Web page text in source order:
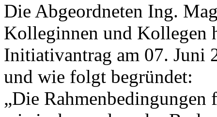
Die Abgeordneten Ing.
Kolleginnen und Kollegen
Initiativantrag am 07. Juni
und wie folgt begründet:
„Die